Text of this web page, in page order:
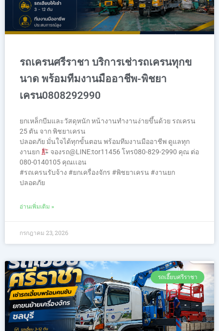
รถเครนศรีราชา บริการเช่ารถเครนทุกข
นาด พร้อมทีมงานมืออาชีพ-พิชยา
เครน0808292990
ยกเหล็กบีมและวัสดุหนัก หน้างานทำงานง่ายขึ้นด้วย รถเครน
25 ตัน จาก พิชยาเครน
ปลอดภัย มั่นใจได้ทุกขั้นตอน พร้อมทีมงานมืออาชีพ ดูแลทุก
งานยก
จองรถ@LINE:tor11456 โทร080-829-2990 คุณ ต่อ
080-0140105 คุณเเอน
#รถเครนรับจ้าง #ยกเครื่องจักร #พิชยาเครน #งานยก
ปลอดภัย
อ่านเพิ่มเติม »
กรกฎาคม 23, 2026
รถเฮี๊ยบศรีราชา